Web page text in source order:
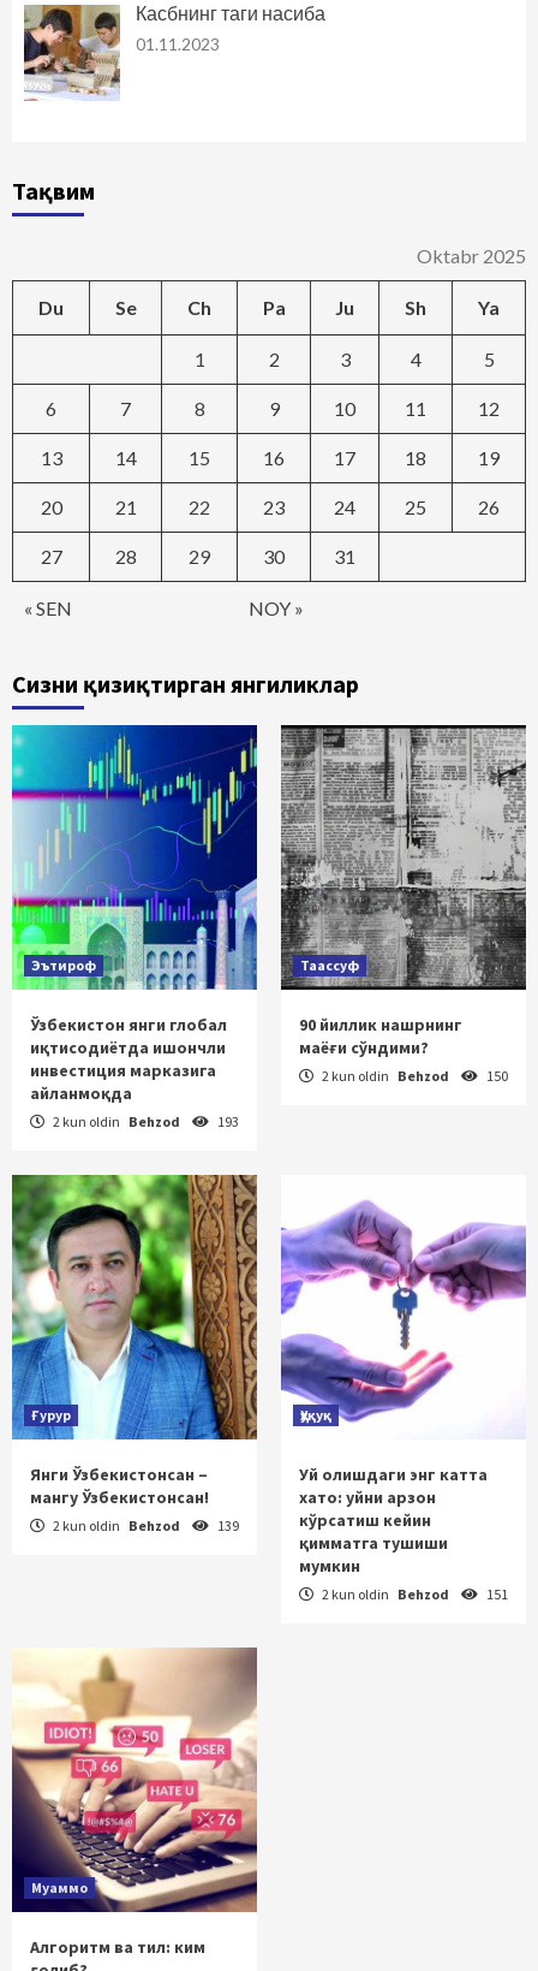
Касбнинг таги насиба
01.11.2023
Тақвим
Oktabr 2025
Du Se Ch Pa Ju Sh Ya
« SEN NOY »
1 2 3 4 5
6 7 8 9 10 11 12
13 14 15 16 17 18 19
20 21 22 23 24 25 26
27 28 29 30 31
Сизни қизиқтирган янгиликлар
Эътироф
Ўзбекистон янги глобал
иқтисодиётда ишончли
инвестиция марказига
айланмоқда
2 kun oldin Behzod 193
Таассуф
90 йиллик нашрнинг
маёғи сўндими?
2 kun oldin Behzod 150
Ғурур
Янги Ўзбекистонсан –
мангу Ўзбекистонсан!
2 kun oldin Behzod 139
Ҳуқуқ
Уй олишдаги энг катта
хато: уйни арзон
кўрсатиш кейин
қимматга тушиши
мумкин
2 kun oldin Behzod 151
Муаммо
Алгоритм ва тил: ким